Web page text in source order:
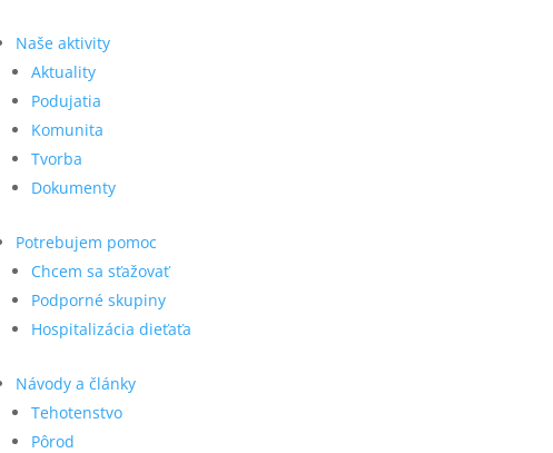
Naše aktivity
Aktuality
Podujatia
Komunita
Tvorba
Dokumenty
Potrebujem pomoc
Chcem sa sťažovať
Podporné skupiny
Hospitalizácia dieťaťa
Návody a články
Tehotenstvo
Pôrod